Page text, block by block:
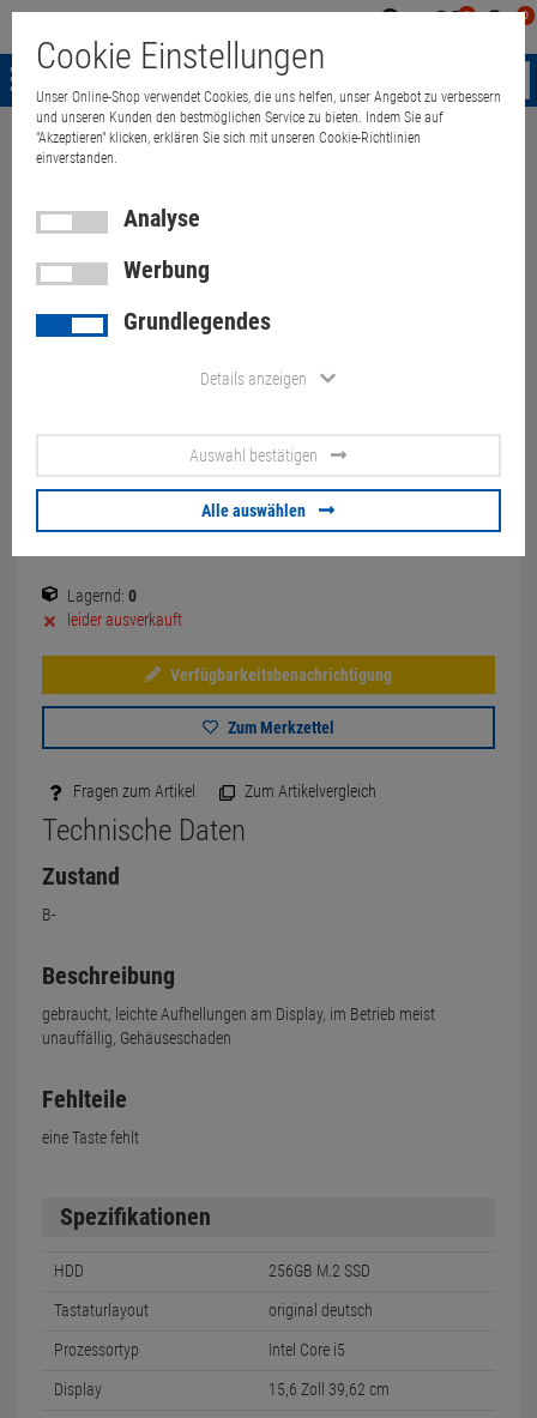
0 0
Menü
Weiter einkaufen
HP EliteBook 850 G5 i5 8350U
8GB 256GB SSD (Akku 50%)
Schäden (Taste fehlt)
129,00 €
Lagernd: 0
leider ausverkauft
Verfügbarkeitsbenachrichtigung
Zum Merkzettel
Fragen zum Artikel Zum Artikelvergleich
Technische Daten
Zustand
B-
Beschreibung
gebraucht, leichte Aufhellungen am Display, im Betrieb meist
unauffällig, Gehäuseschaden
Fehlteile
eine Taste fehlt
Spezifikationen
HDD 256GB M.2 SSD
Tastaturlayout original deutsch
Prozessortyp Intel Core i5
Display 15,6 Zoll 39,62 cm
Cookie Einstellungen
Unser Online-Shop verwendet Cookies, die uns helfen, unser Angebot zu verbessern
und unseren Kunden den bestmöglichen Service zu bieten. Indem Sie auf
"Akzeptieren" klicken, erklären Sie sich mit unseren Cookie-Richtlinien
einverstanden.
Analyse
Werbung
Grundlegendes
Details anzeigen
Auswahl bestätigen
Alle auswählen